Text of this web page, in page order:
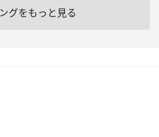
グをもっと見る